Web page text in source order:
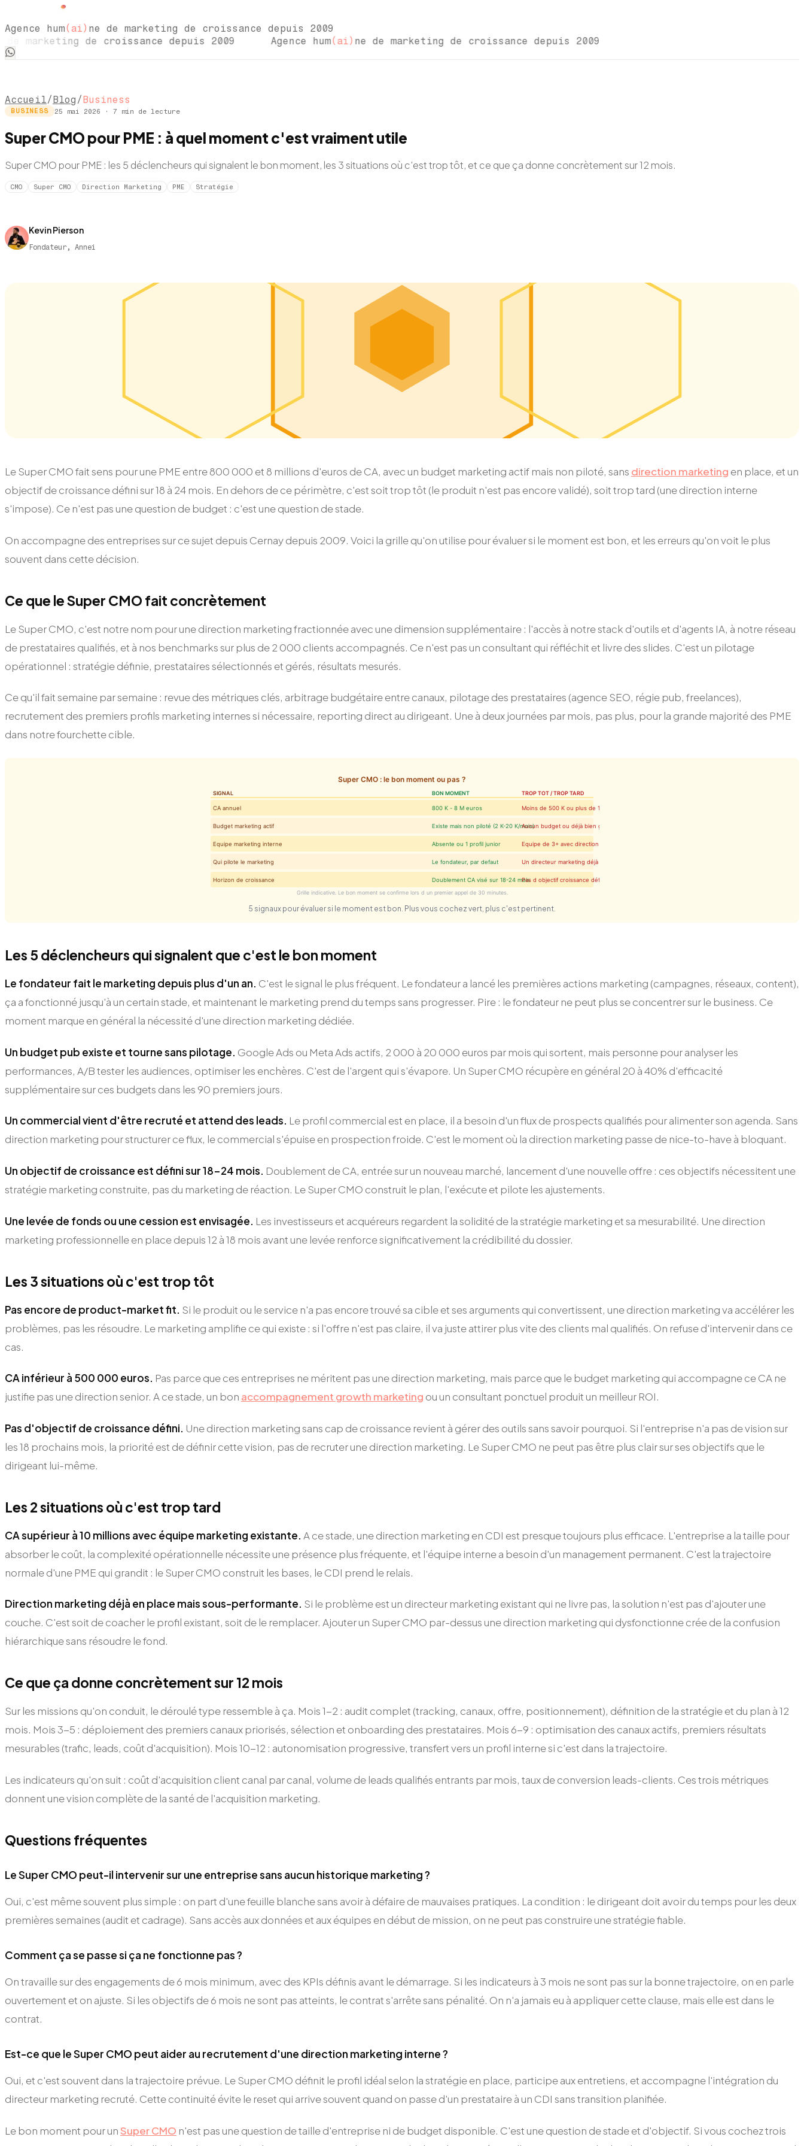
Agence hum(ai) ne de marketing de croissance depuis 2009
de croissance depuis 2009 Agence hum (ai)ne de marketing de croissance depuis 2009
Accueil/Blog /Business
BUSINESS 25 mai 2026 · 7 min de lecture
Super CMO pour PME : à quel moment c'est vraiment utile
Super CMO pour PME : les 5 déclencheurs qui signalent le bon moment, les 3 situations où c'est trop tôt, et ce que ça donne concrètement sur 12 mois.
CMO Super CMO Direction Marketing PME Stratégie
Kevin Pierson
Fondateur, Annei
Le Super CMO fait sens pour une PME entre 800 000 et 8 millions d'euros de CA, avec un budget marketing actif mais non piloté, sans direction marketing en place, et un
objectif de croissance défini sur 18 à 24 mois. En dehors de ce périmètre, c'est soit trop tôt (le produit n'est pas encore validé), soit trop tard (une direction interne
s'impose). Ce n'est pas une question de budget : c'est une question de stade.
On accompagne des entreprises sur ce sujet depuis Cernay depuis 2009. Voici la grille qu'on utilise pour évaluer si le moment est bon, et les erreurs qu'on voit le plus
souvent dans cette décision.
Ce que le Super CMO fait concrètement
Le Super CMO, c'est notre nom pour une direction marketing fractionnée avec une dimension supplémentaire : l'accès à notre stack d'outils et d'agents IA, à notre réseau
de prestataires qualifiés, et à nos benchmarks sur plus de 2 000 clients accompagnés. Ce n'est pas un consultant qui réfléchit et livre des slides. C'est un pilotage
opérationnel : stratégie définie, prestataires sélectionnés et gérés, résultats mesurés.
Ce qu'il fait semaine par semaine : revue des métriques clés, arbitrage budgétaire entre canaux, pilotage des prestataires (agence SEO, régie pub, freelances),
recrutement des premiers profils marketing internes si nécessaire, reporting direct au dirigeant. Une à deux journées par mois, pas plus, pour la grande majorité des PME
dans notre fourchette cible.
Super CMO : le bon moment ou pas ?
SIGNAL BON MOMENT TROP TOT / TROP TARD
CA annuel 800 K - 8 M euros Moins de 500 K ou plus de 10 M
Budget marketing actif Existe mais non piloté (2 K-20 K/mois)Aucun budget ou déjà bien géré
Equipe marketing interne Absente ou 1 profil junior Equipe de 3+ avec direction en place
Qui pilote le marketing Le fondateur, par defaut Un directeur marketing déjà en poste
Horizon de croissance Doublement CA visé sur 18-24 moisPas d objectif croissance défini
Grille indicative. Le bon moment se confirme lors d un premier appel de 30 minutes.
5 signaux pour évaluer si le moment est bon. Plus vous cochez vert, plus c'est pertinent.
Les 5 déclencheurs qui signalent que c'est le bon moment
Le fondateur fait le marketing depuis plus d'un an. C'est le signal le plus fréquent. Le fondateur a lancé les premières actions marketing (campagnes, réseaux, content),
ça a fonctionné jusqu'à un certain stade, et maintenant le marketing prend du temps sans progresser. Pire : le fondateur ne peut plus se concentrer sur le business. Ce
moment marque en général la nécessité d'une direction marketing dédiée.
Un budget pub existe et tourne sans pilotage. Google Ads ou Meta Ads actifs, 2 000 à 20 000 euros par mois qui sortent, mais personne pour analyser les
performances, A/B tester les audiences, optimiser les enchères. C'est de l'argent qui s'évapore. Un Super CMO récupère en général 20 à 40% d'efficacité
supplémentaire sur ces budgets dans les 90 premiers jours.
Un commercial vient d'être recruté et attend des leads. Le profil commercial est en place, il a besoin d'un flux de prospects qualifiés pour alimenter son agenda. Sans
direction marketing pour structurer ce flux, le commercial s'épuise en prospection froide. C'est le moment où la direction marketing passe de nice-to-have à bloquant.
Un objectif de croissance est défini sur 18-24 mois. Doublement de CA, entrée sur un nouveau marché, lancement d'une nouvelle offre : ces objectifs nécessitent une
stratégie marketing construite, pas du marketing de réaction. Le Super CMO construit le plan, l'exécute et pilote les ajustements.
Une levée de fonds ou une cession est envisagée. Les investisseurs et acquéreurs regardent la solidité de la stratégie marketing et sa mesurabilité. Une direction
marketing professionnelle en place depuis 12 à 18 mois avant une levée renforce significativement la crédibilité du dossier.
Les 3 situations où c'est trop tôt
Pas encore de product-market fit. Si le produit ou le service n'a pas encore trouvé sa cible et ses arguments qui convertissent, une direction marketing va accélérer les
problèmes, pas les résoudre. Le marketing amplifie ce qui existe : si l'offre n'est pas claire, il va juste attirer plus vite des clients mal qualifiés. On refuse d'intervenir dans ce
cas.
CA inférieur à 500 000 euros. Pas parce que ces entreprises ne méritent pas une direction marketing, mais parce que le budget marketing qui accompagne ce CA ne
justifie pas une direction senior. A ce stade, un bon accompagnement growth marketing ou un consultant ponctuel produit un meilleur ROI.
Pas d'objectif de croissance défini. Une direction marketing sans cap de croissance revient à gérer des outils sans savoir pourquoi. Si l'entreprise n'a pas de vision sur
les 18 prochains mois, la priorité est de définir cette vision, pas de recruter une direction marketing. Le Super CMO ne peut pas être plus clair sur ses objectifs que le
dirigeant lui-même.
Les 2 situations où c'est trop tard
CA supérieur à 10 millions avec équipe marketing existante. A ce stade, une direction marketing en CDI est presque toujours plus efficace. L'entreprise a la taille pour
absorber le coût, la complexité opérationnelle nécessite une présence plus fréquente, et l'équipe interne a besoin d'un management permanent. C'est la trajectoire
normale d'une PME qui grandit : le Super CMO construit les bases, le CDI prend le relais.
Direction marketing déjà en place mais sous-performante. Si le problème est un directeur marketing existant qui ne livre pas, la solution n'est pas d'ajouter une
couche. C'est soit de coacher le profil existant, soit de le remplacer. Ajouter un Super CMO par-dessus une direction marketing qui dysfonctionne crée de la confusion
hiérarchique sans résoudre le fond.
Ce que ça donne concrètement sur 12 mois
Sur les missions qu'on conduit, le déroulé type ressemble à ça. Mois 1-2 : audit complet (tracking, canaux, offre, positionnement), définition de la stratégie et du plan à 12
mois. Mois 3-5 : déploiement des premiers canaux priorisés, sélection et onboarding des prestataires. Mois 6-9 : optimisation des canaux actifs, premiers résultats
mesurables (trafic, leads, coût d'acquisition). Mois 10-12 : autonomisation progressive, transfert vers un profil interne si c'est dans la trajectoire.
Les indicateurs qu'on suit : coût d'acquisition client canal par canal, volume de leads qualifiés entrants par mois, taux de conversion leads-clients. Ces trois métriques
donnent une vision complète de la santé de l'acquisition marketing.
Questions fréquentes
Le Super CMO peut-il intervenir sur une entreprise sans aucun historique marketing ?
Oui, c'est même souvent plus simple : on part d'une feuille blanche sans avoir à défaire de mauvaises pratiques. La condition : le dirigeant doit avoir du temps pour les deux
premières semaines (audit et cadrage). Sans accès aux données et aux équipes en début de mission, on ne peut pas construire une stratégie fiable.
Comment ça se passe si ça ne fonctionne pas ?
On travaille sur des engagements de 6 mois minimum, avec des KPIs définis avant le démarrage. Si les indicateurs à 3 mois ne sont pas sur la bonne trajectoire, on en parle
ouvertement et on ajuste. Si les objectifs de 6 mois ne sont pas atteints, le contrat s'arrête sans pénalité. On n'a jamais eu à appliquer cette clause, mais elle est dans le
contrat.
Est-ce que le Super CMO peut aider au recrutement d'une direction marketing interne ?
Oui, et c'est souvent dans la trajectoire prévue. Le Super CMO définit le profil idéal selon la stratégie en place, participe aux entretiens, et accompagne l'intégration du
directeur marketing recruté. Cette continuité évite le reset qui arrive souvent quand on passe d'un prestataire à un CDI sans transition planifiée.
Le bon moment pour un Super CMO n'est pas une question de taille d'entreprise ni de budget disponible. C'est une question de stade et d'objectif. Si vous cochez trois